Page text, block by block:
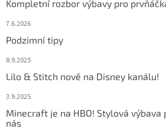
Kompletní rozbor výbavy pro
7.6.2026
Podzimní tipy
8.9.2025
Lilo & Stitch nově na Disney kanálu!
3.9.2025
Minecraft je na HBO! Stylová výbava
nás